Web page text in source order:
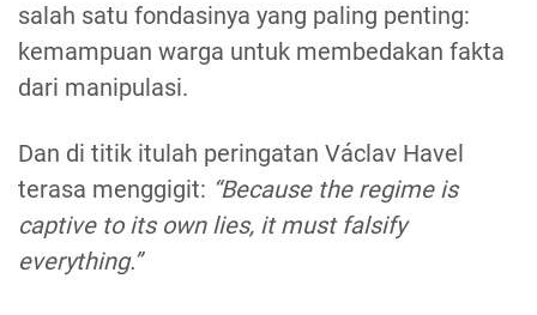
salah satu fondasinya yang paling penting:
kemampuan warga untuk membedakan fakta
dari manipulasi.
Dan di titik itulah peringatan Václav Havel
terasa menggigit: “Because the regime is
captive to its own lies, it must falsify
everything.”